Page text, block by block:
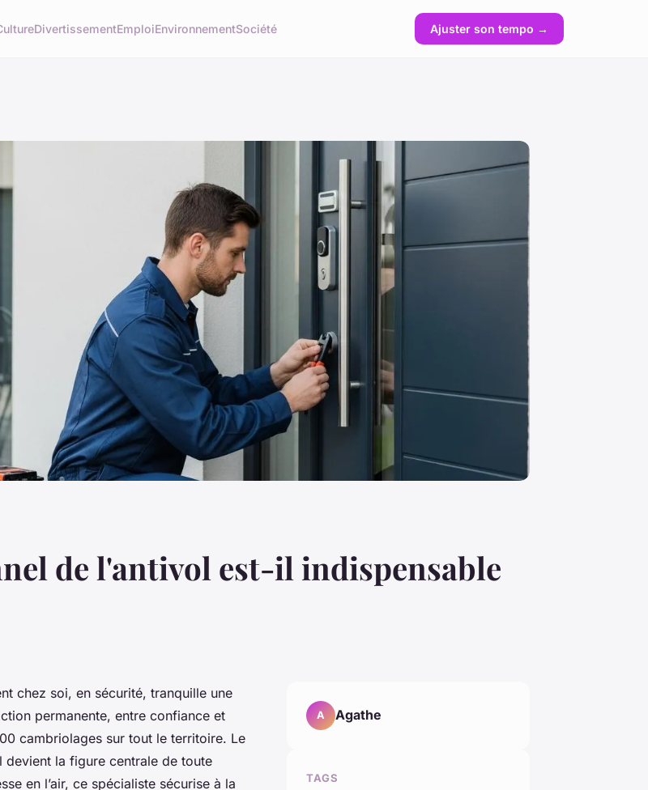
DivertissementEmploiEnvironnementSociété Ajuster son tempo →
de l'antivol est-il indispensable
chez soi, en sécurité, tranquille une
permanente, entre confiance et
cambriolages sur tout le territoire. Le
la figure centrale de toute
en l’air, ce spécialiste sécurise à la
A Agathe
TAGS